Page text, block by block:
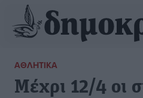
ΑΘΛΗΤΙΚΆ
Μέχρι 12/4 οι